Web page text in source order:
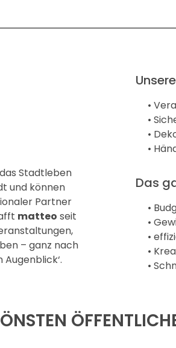
Stadtleben
und können
Partner
matteo seit
– ganz nach
•
•
•
•
Das
•
•
•
•
•